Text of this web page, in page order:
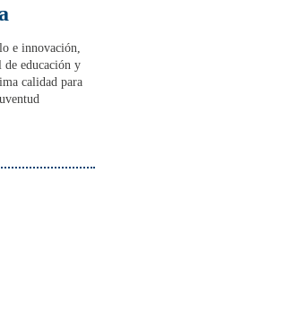
e innovación,
de educación y
calidad para